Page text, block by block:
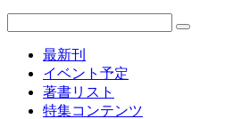
最新刊
イベント予定
著書リスト
特集コンテンツ